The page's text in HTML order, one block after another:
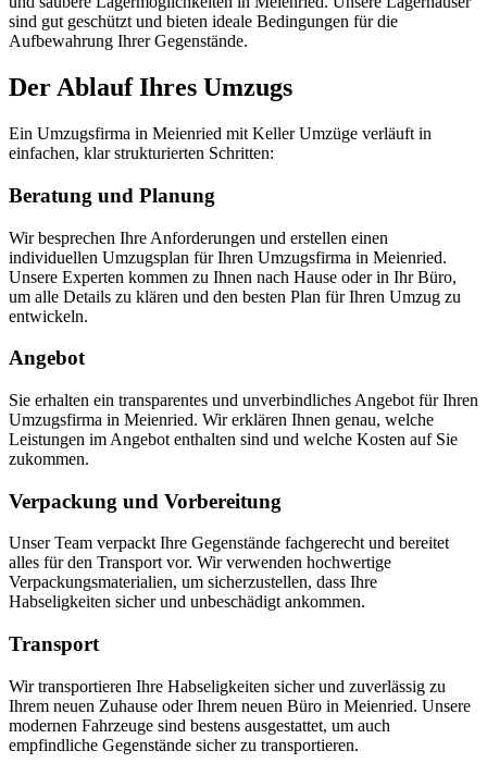
sind gut geschützt und bieten ideale Bedingungen für die
Aufbewahrung Ihrer Gegenstände.
Der Ablauf Ihres Umzugs
Ein Umzugsfirma in Meienried mit Keller Umzüge verläuft in
einfachen, klar strukturierten Schritten:
Beratung und Planung
Wir besprechen Ihre Anforderungen und erstellen einen
individuellen Umzugsplan für Ihren Umzugsfirma in Meienried.
Unsere Experten kommen zu Ihnen nach Hause oder in Ihr Büro,
um alle Details zu klären und den besten Plan für Ihren Umzug zu
entwickeln.
Angebot
Sie erhalten ein transparentes und unverbindliches Angebot für Ihren
Umzugsfirma in Meienried. Wir erklären Ihnen genau, welche
Leistungen im Angebot enthalten sind und welche Kosten auf Sie
zukommen.
Verpackung und Vorbereitung
Unser Team verpackt Ihre Gegenstände fachgerecht und bereitet
alles für den Transport vor. Wir verwenden hochwertige
Verpackungsmaterialien, um sicherzustellen, dass Ihre
Habseligkeiten sicher und unbeschädigt ankommen.
Transport
Wir transportieren Ihre Habseligkeiten sicher und zuverlässig zu
Ihrem neuen Zuhause oder Ihrem neuen Büro in Meienried. Unsere
modernen Fahrzeuge sind bestens ausgestattet, um auch
empfindliche Gegenstände sicher zu transportieren.